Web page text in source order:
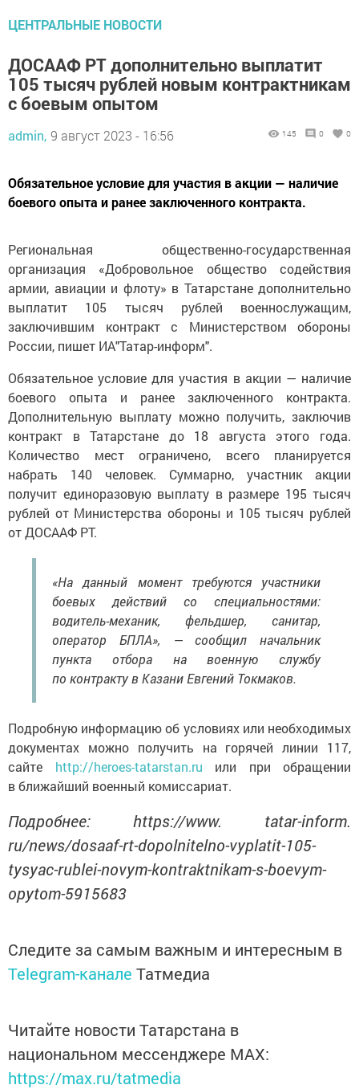
ЦЕНТРАЛЬНЫЕ НОВОСТИ
ДОСААФ РТ дополнительно выплатит
105 тысяч рублей новым контрактникам
с боевым опытом
admin, 9 август 2023 - 16:56 145 0 0
Обязательное условие для участия в акции — наличие
боевого опыта и ранее заключенного контракта.
Региональная общественно-государственная
организация «Добровольное общество содействия
армии, авиации и флоту» в Татарстане дополнительно
выплатит 105 тысяч рублей военнослужащим,
заключившим контракт с Министерством обороны
России, пишет ИА"Татар-информ".
Обязательное условие для участия в акции — наличие
боевого опыта и ранее заключенного контракта.
Дополнительную выплату можно получить, заключив
контракт в Татарстане до 18 августа этого года.
Количество мест ограничено, всего планируется
набрать 140 человек. Суммарно, участник акции
получит единоразовую выплату в размере 195 тысяч
рублей от Министерства обороны и 105 тысяч рублей
от ДОСААФ РТ.
«На данный момент требуются участники
боевых действий со специальностями:
водитель-механик, фельдшер, санитар,
оператор БПЛА», — сообщил начальник
пункта отбора на военную службу
по контракту в Казани Евгений Токмаков.
Подробную информацию об условиях или необходимых
документах можно получить на горячей линии 117,
сайте http://heroes-tatarstan.ru или при обращении
в ближайший военный комиссариат.
Подробнее: https://www. tatar-inform.
ru/news/dosaaf-rt-dopolnitelno-vyplatit-105-
tysyac-rublei-novym-kontraktnikam-s-boevym-
opytom-5915683
Следите за самым важным и интересным в
Telegram-канале Татмедиа
Читайте новости Татарстана в
национальном мессенджере MАХ:
https://max.ru/tatmedia